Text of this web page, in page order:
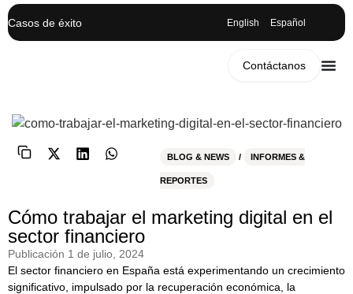
Casos de éxito English Español
Contáctanos
BLOG & NEWS / INFORMES &
REPORTES
Cómo trabajar el marketing digital en el
sector financiero
Publicación 1 de julio, 2024
El sector financiero en España está experimentando un crecimiento
significativo, impulsado por la recuperación económica, la